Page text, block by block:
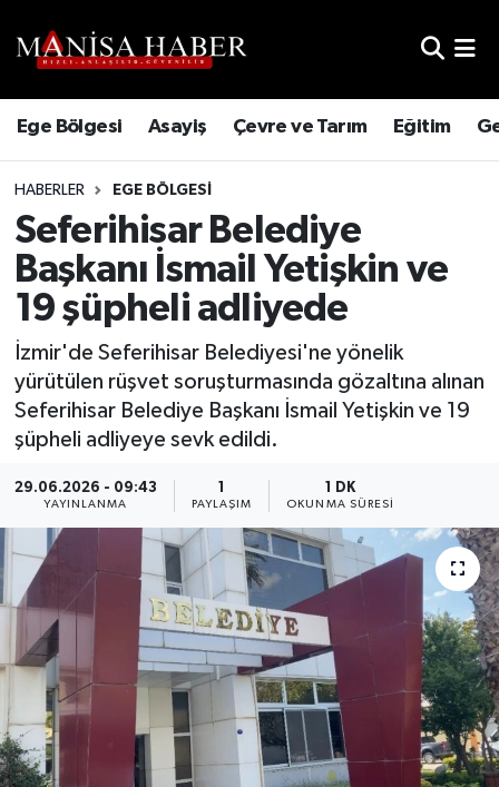
Ege Bölgesi Asayiş Çevre ve Tarım Eğitim
HABERLER EGE BÖLGESI
Seferihisar Belediye
Başkanı İsmail Yetişkin ve
19 şüpheli adliyede
İzmir'de Seferihisar Belediyesi'ne yönelik
yürütülen rüşvet soruşturmasında gözaltına alınan
Seferihisar Belediye Başkanı İsmail Yetişkin ve 19
şüpheli adliyeye sevk edildi.
29.06.2026 - 09:43
YAYINLANMA
1
PAYLAŞIM
1 DK
OKUNMA SÜRESI
Trafik Durumu
Süper Lig Puan Durumu ve Fikstür
Tüm Manşetler
Son Dakika Haberleri